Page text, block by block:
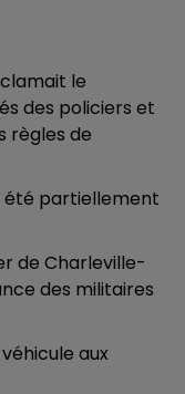
le
des policiers et
règles de
été partiellement
de Charleville-
des militaires
aux